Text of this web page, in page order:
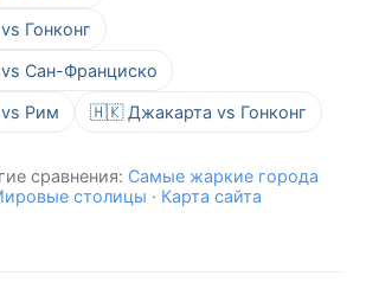
Гонконг
Сан-Франциско
Рим 🇭🇰 Джакарта vs Гонконг
сравнения: Самые жаркие города
столицы · Карта сайта